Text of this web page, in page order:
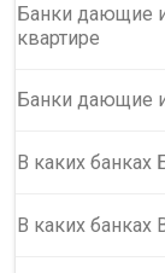
Банки дающие
квартире
Банки дающие
В каких банках
В каких банках